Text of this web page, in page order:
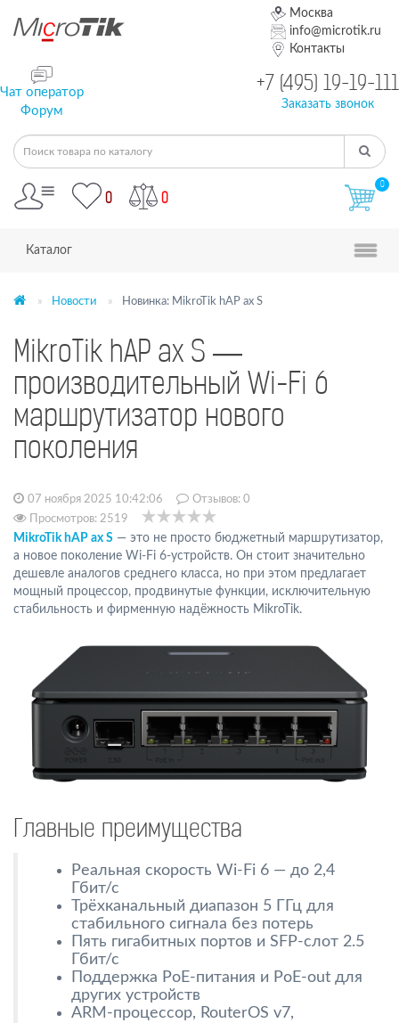
Москва
info@microtik.ru
Контакты
Чат оператор
Форум
+7 (495) 19-19-111
Заказать звонок
0 0
0
Каталог
Новости Новинка: MikroTik hAP ax S
MikroTik hAP ax S —
производительный Wi-Fi 6
маршрутизатор нового
поколения
07 ноября 2025 10:42:06 Отзывов: 0
Просмотров: 2519
MikroTik hAP ax S — это не просто бюджетный маршрутизатор,
а новое поколение Wi-Fi 6-устройств. Он стоит значительно
дешевле аналогов среднего класса, но при этом предлагает
мощный процессор, продвинутые функции, исключительную
стабильность и фирменную надёжность MikroTik.
Главные преимущества
Реальная скорость Wi-Fi 6 — до 2,4
Гбит/с
Трёхканальный диапазон 5 ГГц для
стабильного сигнала без потерь
Пять гигабитных портов и SFP-слот 2.5
Гбит/с
Поддержка PoE-питания и PoE-out для
других устройств
ARM-процессор, RouterOS v7,